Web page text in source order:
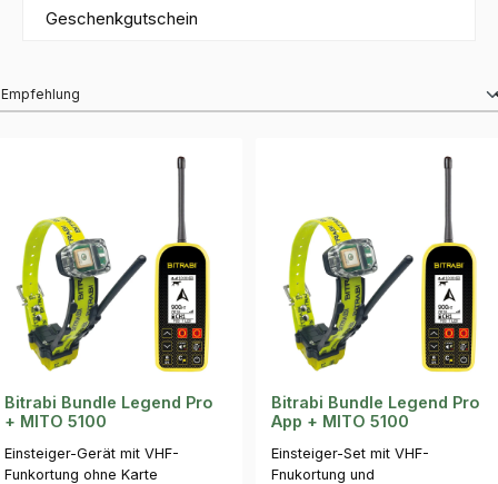
Geschenkgutschein
Bitrabi Bundle Legend Pro
+ MITO 5100
Einsteiger-Gerät mit VHF-
Funkortung ohne Karte
Bitrabi Bundle Legend Pro
App + MITO 5100
Einsteiger-Set mit VHF-
Fnukortung und